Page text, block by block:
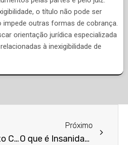
o título não pode ser
impede outras formas de cobrança.
orientação jurídica especializada
à inexigibilidade de
O que é Indulto Condicional?
Próximo
O que é Insanidade Mental?